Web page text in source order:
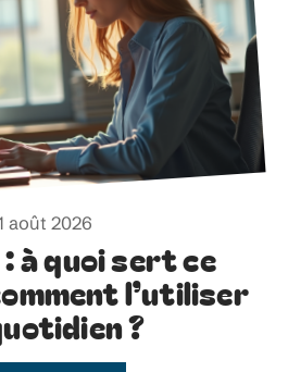
août 2026
à quoi sert ce
l’utiliser
?